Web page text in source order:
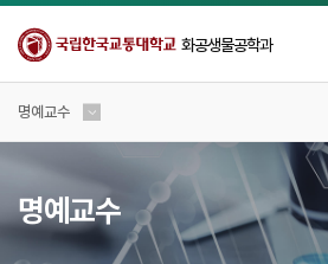
화공생물공학과
명예교수
명예교수